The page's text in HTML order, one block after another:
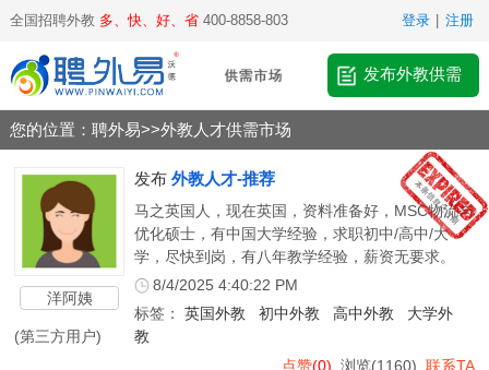
全国招聘外教 多、快、好、省400-8858-803 登录 注册
发布外教供需
您的位置： 聘外易>>外教人才供需市场
洋阿姨
(第三方用户)
发布 外教人才-推荐
马之英国人，现在英国，资料准备好，MSC物流与
优化硕士，有中国大学经验，求职初中/高中/大
学，尽快到岗，有八年教学经验，薪资无要求。
8/4/2025 4:40:22 PM
标签： 英国外教 初中外教 高中外教
大学外
教
点赞(0) 浏览(1160) 联系TA